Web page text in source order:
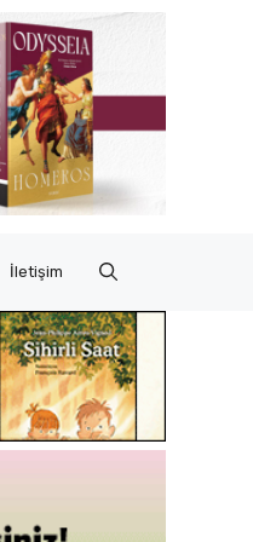
İletişim